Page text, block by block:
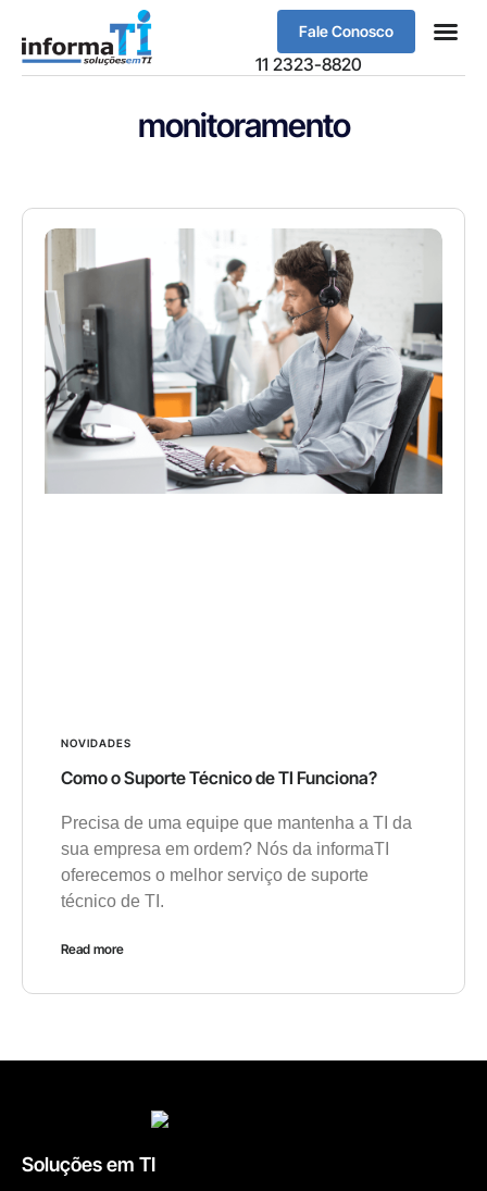
Fale Conosco
11 2323-8820
monitoramento
NOVIDADES
Como o Suporte Técnico de TI Funciona?
Precisa de uma equipe que mantenha a TI da
sua empresa em ordem? Nós da informaTI
oferecemos o melhor serviço de suporte
técnico de TI.
Read more
Soluções em TI